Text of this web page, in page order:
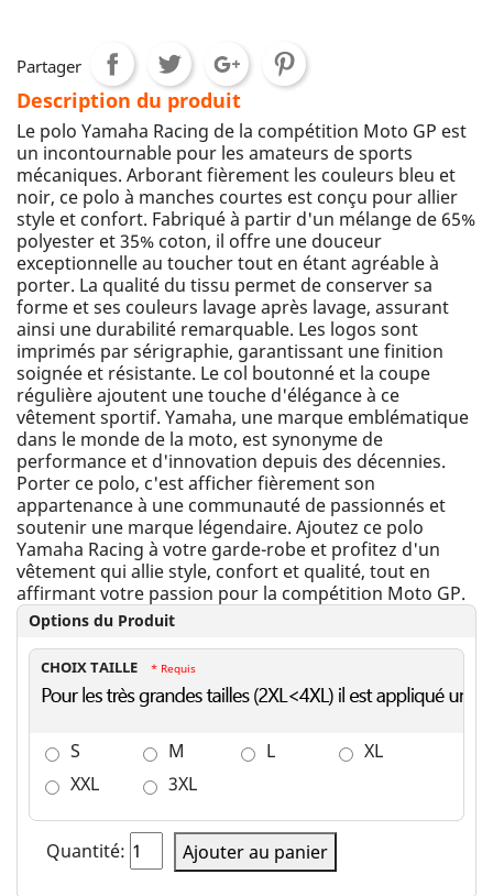
Partager
Description du produit
Le polo Yamaha Racing de la compétition Moto GP est
un incontournable pour les amateurs de sports
mécaniques. Arborant fièrement les couleurs bleu et
noir, ce polo à manches courtes est conçu pour allier
style et confort. Fabriqué à partir d'un mélange de 65%
polyester et 35% coton, il offre une douceur
exceptionnelle au toucher tout en étant agréable à
porter. La qualité du tissu permet de conserver sa
forme et ses couleurs lavage après lavage, assurant
ainsi une durabilité remarquable. Les logos sont
imprimés par sérigraphie, garantissant une finition
soignée et résistante. Le col boutonné et la coupe
régulière ajoutent une touche d'élégance à ce
vêtement sportif. Yamaha, une marque emblématique
dans le monde de la moto, est synonyme de
performance et d'innovation depuis des décennies.
Porter ce polo, c'est afficher fièrement son
appartenance à une communauté de passionnés et
soutenir une marque légendaire. Ajoutez ce polo
Yamaha Racing à votre garde-robe et profitez d'un
vêtement qui allie style, confort et qualité, tout en
affirmant votre passion pour la compétition Moto GP.
Options du Produit
CHOIX TAILLE * Requis
S M L
XL
XXL
3XL
Quantité: Ajouter au panier